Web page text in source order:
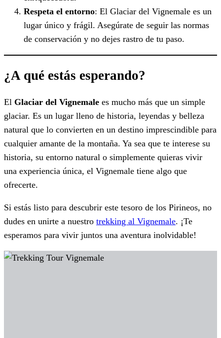
Respeta el entorno: El Glaciar del Vignemale es un
lugar único y frágil. Asegúrate de seguir las normas
de conservación y no dejes rastro de tu paso.
¿A qué estás esperando?
El Glaciar del Vignemale es mucho más que un simple
glaciar. Es un lugar lleno de historia, leyendas y belleza
natural que lo convierten en un destino imprescindible para
cualquier amante de la montaña. Ya sea que te interese su
historia, su entorno natural o simplemente quieras vivir
una experiencia única, el Vignemale tiene algo que
ofrecerte.
Si estás listo para descubrir este tesoro de los Pirineos, no
dudes en unirte a nuestro trekking al Vignemale. ¡Te
esperamos para vivir juntos una aventura inolvidable!